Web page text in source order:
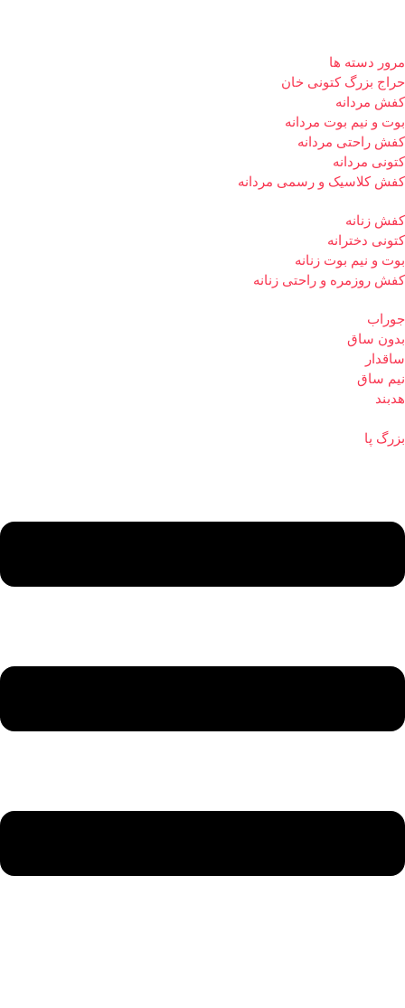
مرور دسته ها
حراج بزرگ کتونی خان
کفش مردانه
بوت و نیم بوت مردانه
کفش راحتی مردانه
کتونی مردانه
کفش کلاسیک و رسمی مردانه
کفش زنانه
کتونی دخترانه
بوت و نیم بوت زنانه
کفش روزمره و راحتی زنانه
جوراب
بدون ساق
ساقدار
نیم ساق
هدبند
بزرگ پا